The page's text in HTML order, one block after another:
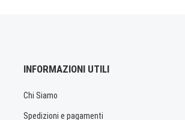
INFORMAZIONI UTILI
Chi Siamo
Spedizioni e pagamenti